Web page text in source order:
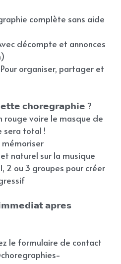
complète sans aide
décompte et annonces
organiser, partager et
𝗰𝗵𝗼𝗿𝗲𝗴𝗿𝗮𝗽𝗵𝗶𝗲 ?
rouge voire le masque de
sera total !
naturel sur la musique
2 ou 3 groupes pour créer
𝗮𝗽𝗿𝗲𝘀
le formulaire de contact